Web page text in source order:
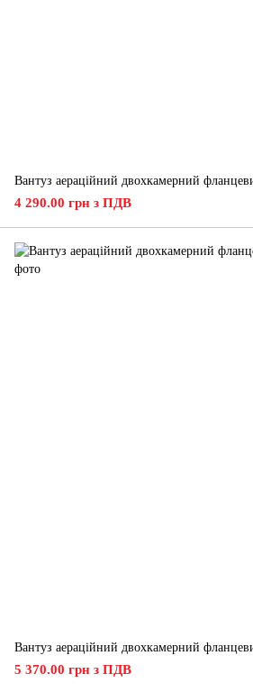
Вантуз аераційний двохкамерний
4 290.00 грн з ПДВ
Вантуз аераційний двохкамерний
5 370.00 грн з ПДВ